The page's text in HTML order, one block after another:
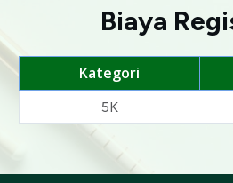
Biaya
Kategori
5K